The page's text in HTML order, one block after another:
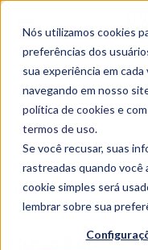
Nós utilizamos cookies
preferências dos
sua experiência em
navegando em nosso
política de cookies e
termos de uso.
Se você recusar, suas
rastreadas quando você
cookie simples será
lembrar sobre sua
Home > Cursos > EAD >
Curso EAD